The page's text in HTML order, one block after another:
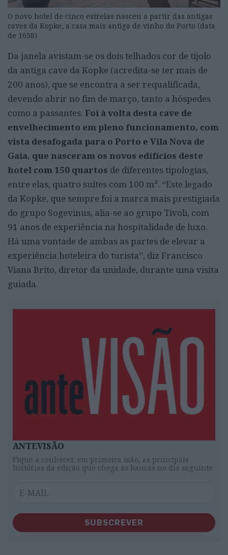
O novo hotel de cinco estrelas nasceu a partir das antigas
caves da Kopke, a casa mais antiga de vinho do Porto (data
de 1638)
Da janela avistam-se os dois telhados cor de tijolo
da antiga cave da Kopke (acredita-se ter mais de
200 anos), que se encontra a ser requalificada,
devendo abrir no fim de março, tanto a hóspedes
como a passantes. Foi à volta desta cave de
envelhecimento em pleno funcionamento, com
vista desafogada para o Porto e Vila Nova de
Gaia, que nasceram os novos edifícios deste
hotel com 150 quartos de diferentes tipologias,
entre elas, quatro suítes com 100 m². “Este legado
da Kopke, que sempre foi a marca mais prestigiada
do grupo Sogevinus, alia-se ao grupo Tivoli, com
91 anos de experiência na hospitalidade de luxo.
Há uma vontade de ambas as partes de elevar a
experiência hoteleira do turista”, diz Francisco
Viana Brito, diretor da unidade, durante uma visita
guiada.
ANTEVISÃO
Fique a conhecer, em primeira mão, as principais
histórias da edição que chega às bancas no dia seguinte
SUBSCREVER